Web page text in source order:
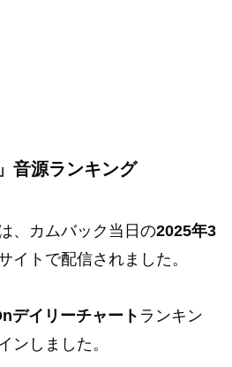
音源ランキング
、カムバック当日の2025年3
イトで配信されました。
デイリーチャート ランキン
ンしました。